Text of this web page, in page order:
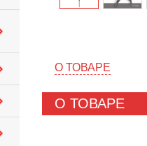
О ТОВАРЕ
О ТОВАРЕ